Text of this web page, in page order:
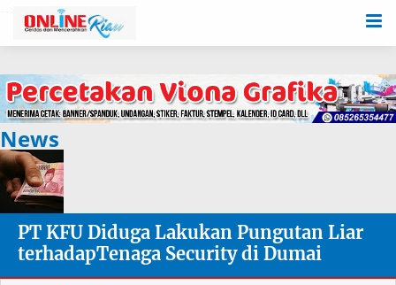
News
PT KFU Diduga Lakukan Pungutan Liar
terhadapTenaga Security di Dumai